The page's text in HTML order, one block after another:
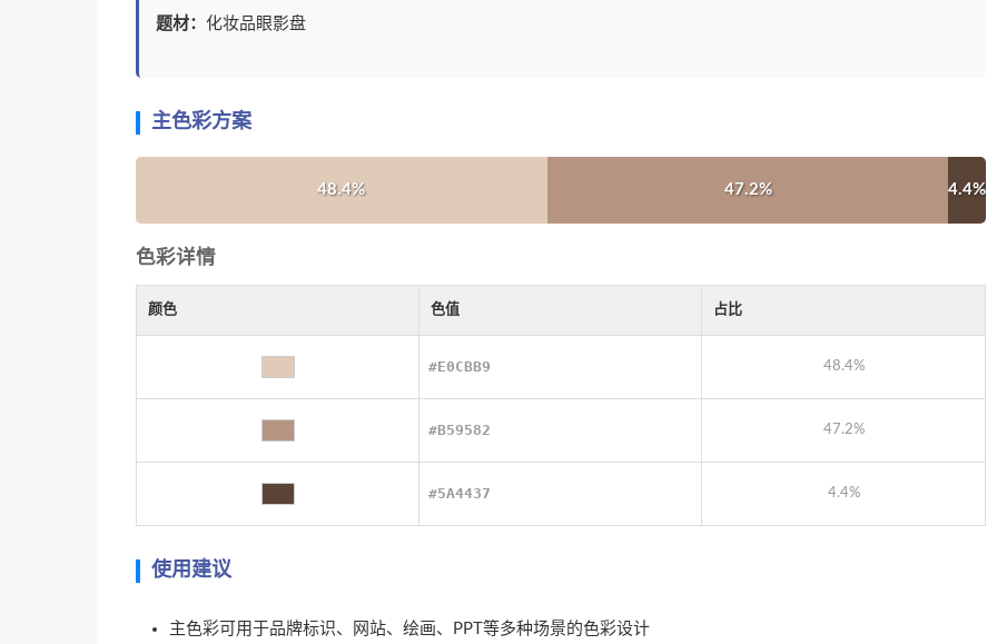
题材： 化妆品眼影盘
主色彩方案
48.4% 47.2% 4.4%
色彩详情
颜色 色值 占比
#E0CBB9 48.4%
#B59582 47.2%
#5A4437 4.4%
使用建议
主色彩可用于品牌标识、网站、绘画、PPT等多种场景的色彩设计